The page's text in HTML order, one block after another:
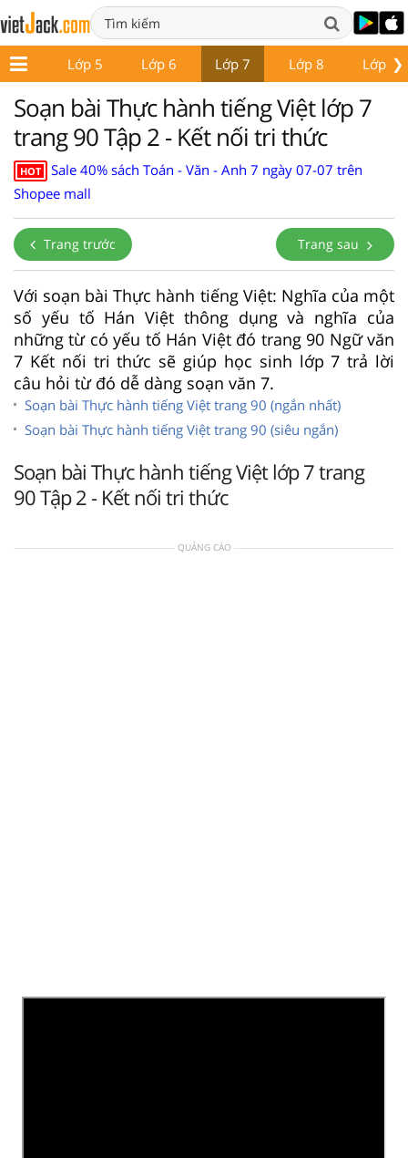
❯
4 Lớp 5 Lớp 6 Lớp 7 Lớp 8 Lớp 9
Soạn bài Thực hành tiếng Việt lớp 7
trang 90 Tập 2 - Kết nối tri thức
HOT
Sale 40% sách Toán - Văn - Anh 7 ngày 07-07 trên
Shopee mall
Trang trước Trang sau
Với soạn bài Thực hành tiếng Việt: Nghĩa của một
số yếu tố Hán Việt thông dụng và nghĩa của
những từ có yếu tố Hán Việt đó trang 90 Ngữ văn
7 Kết nối tri thức sẽ giúp học sinh lớp 7 trả lời
câu hỏi từ đó dễ dàng soạn văn 7.
Soạn bài Thực hành tiếng Việt trang 90 (ngắn nhất)
Soạn bài Thực hành tiếng Việt trang 90 (siêu ngắn)
Soạn bài Thực hành tiếng Việt lớp 7 trang
90 Tập 2 - Kết nối tri thức
QUẢNG CÁO